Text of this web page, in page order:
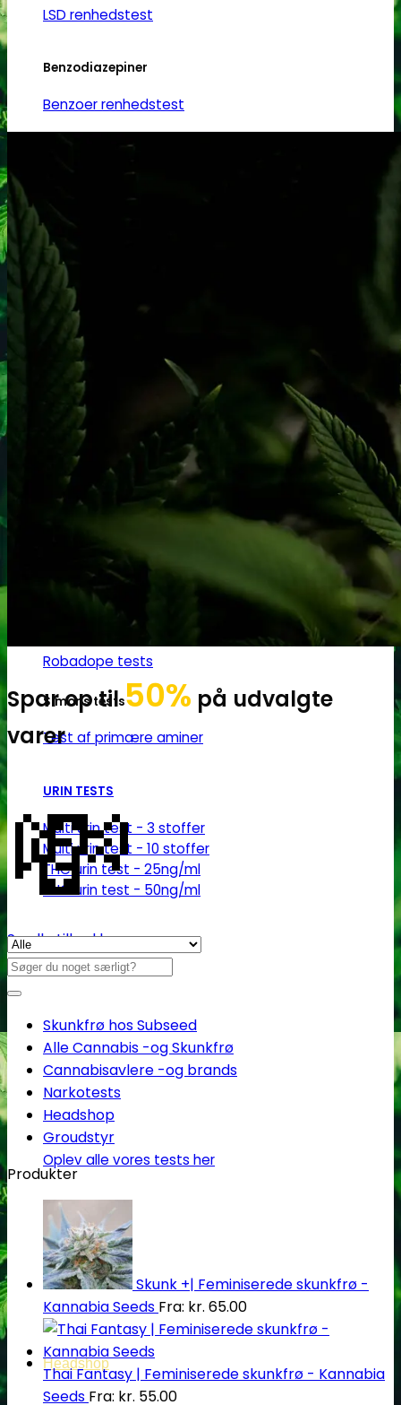
LSD renhedstest
Benzodiazepiner
Benzoer renhedstest
Ketamin
Ketamin renhedstest
MCPP
MCPP test
Opiater
Opiater renhedstest
THC/Cannabinoider
Cannabinoider test
Robadope tests
Simons tests
Test af primære aminer
URIN TESTS
Multi urin test - 3 stoffer
Multi urin test - 10 stoffer
THC urin test - 25ng/ml
THC urin test - 50ng/ml
Oplev alle vores tests her
Headshop
Spar op til50% på udvalgte
varer
💸
Se alle tilbud her
Søg
efter:
Skunkfrø hos Subseed
Alle Cannabis -og Skunkfrø
Cannabisavlere -og brands
Narkotests
Headshop
Groudstyr
Produkter
Skunk +| Feminiserede skunkfrø -
Kannabia Seeds Fra: kr. 65.00
Thai Fantasy | Feminiserede skunkfrø - Kannabia
Seeds Fra: kr. 55.00